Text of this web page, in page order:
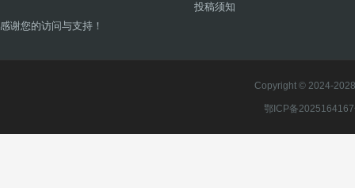
感谢您的访问与支持！
投稿须知
Copyright © 2024-
鄂ICP备